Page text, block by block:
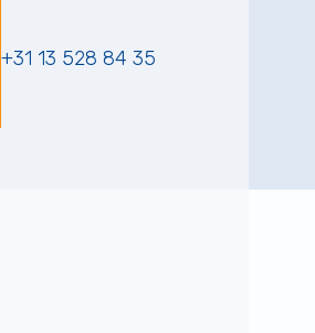
+31 13 528 84 35